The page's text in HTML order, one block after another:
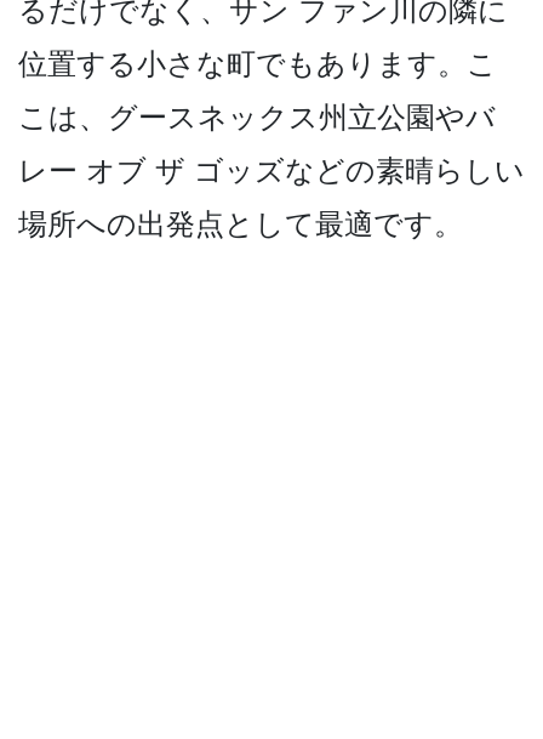
るだ­けでなく、サン ファン川の隣に
位置する小さ­な町でもあります。こ
こは、グースネックス州立公園­やバ
レー オブ ザ ゴッズなどの素晴らしい
場所­への出発点として最適です。